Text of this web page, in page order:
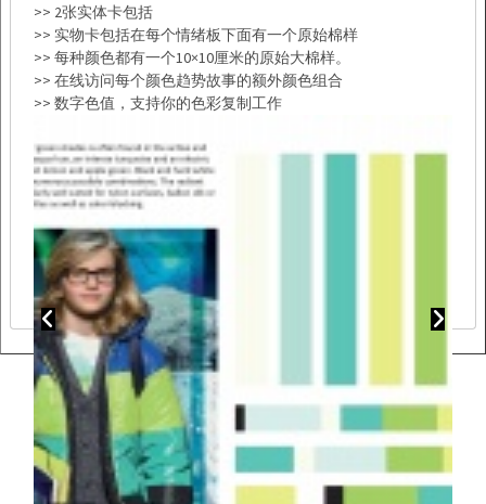
>> 2张实体卡包括
>> 实物卡包括在每个情绪板下面有一个原始棉样
>> 每种颜色都有一个10×10厘米的原始大棉样。
>> 在线访问每个颜色趋势故事的额外颜色组合
>> 数字色值，支持你的色彩复制工作